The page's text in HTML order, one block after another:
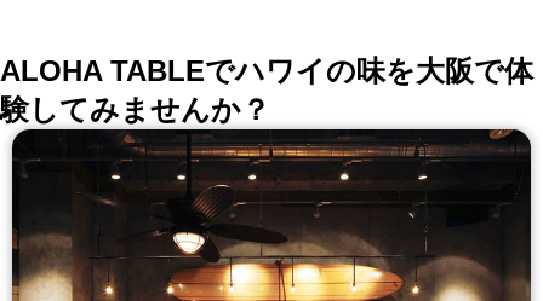
ALOHA TABLEでハワイの味を大阪で体
験してみませんか？